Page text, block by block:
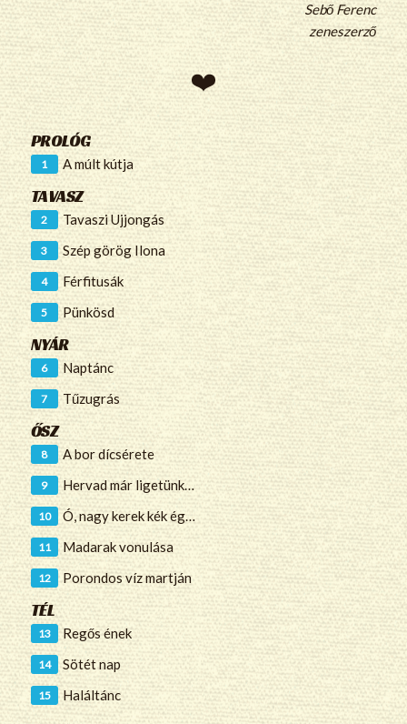
Sebő Ferenc
zeneszerző
PROLÓG
A múlt kútja
TAVASZ
Tavaszi Ujjongás
Szép görög Ilona
Férfitusák
Pünkösd
NYÁR
Naptánc
Tűzugrás
ŐSZ
A bor dícsérete
Hervad már ligetünk…
Ó, nagy kerek kék ég…
Madarak vonulása
Porondos víz martján
TÉL
Regős ének
Sötét nap
Haláltánc